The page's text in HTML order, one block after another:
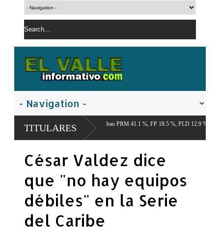
TITULARES
Económico del Cibao PRM 41.1 %, FP 18.5 %, PLD 12.9 %,
César Valdez dice
que "no hay equipos
débiles" en la Serie
del Caribe